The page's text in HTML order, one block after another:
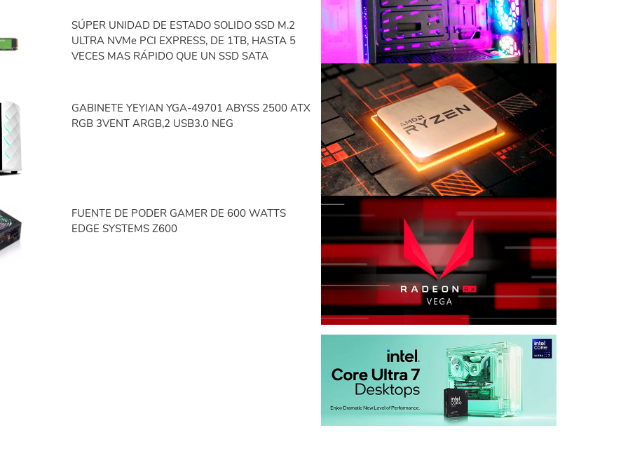
SÚPER UNIDAD DE ESTADO SOLIDO SSD M.2
ULTRA NVMe PCI EXPRESS, DE 1TB, HASTA 5
VECES MAS RÁPIDO QUE UN SSD SATA
GABINETE YEYIAN YGA-49701 ABYSS 2500 ATX
RGB 3VENT ARGB,2 USB3.0 NEG
FUENTE DE PODER GAMER DE 600 WATTS
EDGE SYSTEMS Z600